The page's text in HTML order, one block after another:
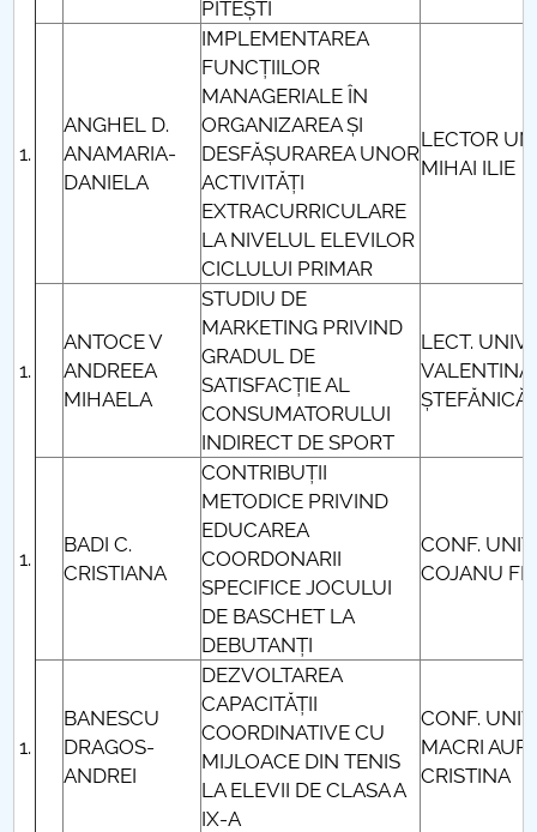
PITEȘTI
ANGHEL D.
ANAMARIA-
DANIELA
IMPLEMENTAREA
FUNCȚIILOR
MANAGERIALE ÎN
ORGANIZAREA ȘI
DESFĂȘURAREA UNOR
ACTIVITĂȚI
EXTRACURRICULARE
LA NIVELUL ELEVILOR
CICLULUI PRIMAR
LECTOR
MIHAI ILIE
ANTOCE V
ANDREEA
MIHAELA
STUDIU DE
MARKETING PRIVIND
GRADUL DE
SATISFACȚIE AL
CONSUMATORULUI
INDIRECT DE SPORT
LECT. UNIV.
VALENTINA
ȘTEFĂNICĂ
BADI C.
CRISTIANA
CONTRIBUȚII
METODICE PRIVIND
EDUCAREA
COORDONARII
SPECIFICE JOCULUI
DE BASCHET LA
DEBUTANȚI
CONF.
COJANU
BANESCU
DRAGOS-
ANDREI
DEZVOLTAREA
CAPACITĂȚII
COORDINATIVE CU
MIJLOACE DIN TENIS
LA ELEVII DE CLASA A
IX-A
CONF.
MACRI
CRISTINA